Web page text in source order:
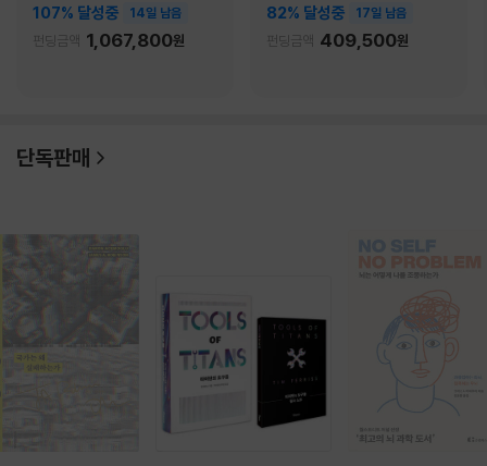
107% 달성중 14일 남음
펀딩금액 1,067,800원
82% 달성중 17일 남음
펀딩금액 409,500원
단독판매